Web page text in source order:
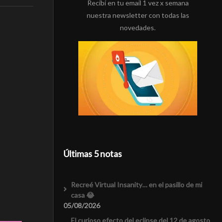
Recibí en tu email 1 vez x semana
nuestra newsletter con todas las
novedades.
Últimas 5 notas
Recreé Virtual Insanity… en el pasillo de mi
casa 😂
05/08/2026
El curioso efecto del eclipse del 12 de agosto